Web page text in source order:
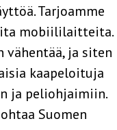
Tarjoamme
mobiililaitteita.
ja siten
kaapeloituja
ja peliohjaimiin.
Suomen